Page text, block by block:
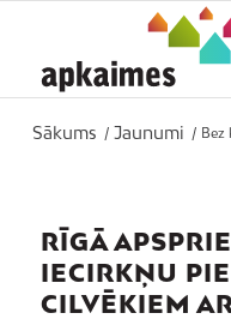
Sākums / Jaunumi / Bez
RĪGĀ
IECIRKŅU
CILVĒKIEM